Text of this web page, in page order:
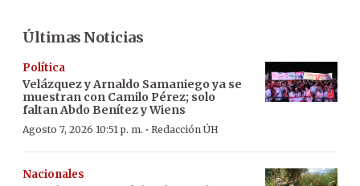
Últimas Noticias
Política
Velázquez y Arnaldo Samaniego ya se
muestran con Camilo Pérez; solo
faltan Abdo Benítez y Wiens
Agosto 7, 2026 10:51 p. m. · Redacción ÚH
Nacionales